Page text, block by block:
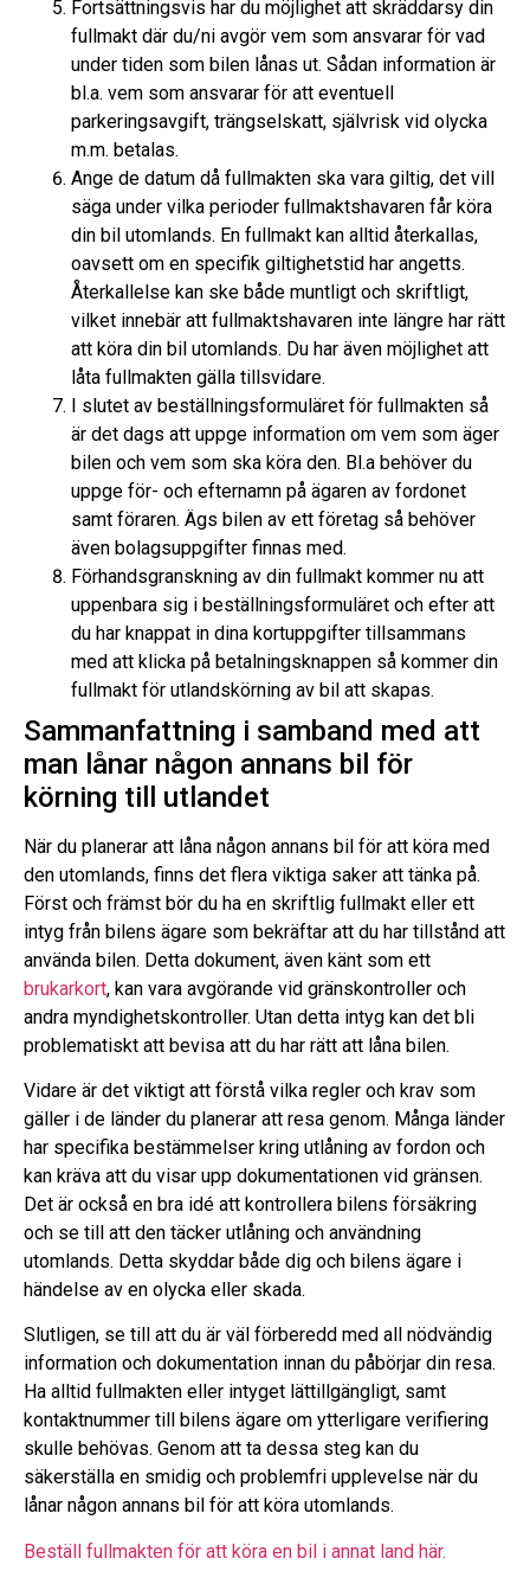
Fortsättningsvis har du möjlighet att skräddarsy din
fullmakt där du/ni avgör vem som ansvarar för vad
under tiden som bilen lånas ut. Sådan information är
bl.a. vem som ansvarar för att eventuell
parkeringsavgift, trängselskatt, självrisk vid olycka
m.m. betalas.
Ange de datum då fullmakten ska vara giltig, det vill
säga under vilka perioder fullmaktshavaren får köra
din bil utomlands. En fullmakt kan alltid återkallas,
oavsett om en specifik giltighetstid har angetts.
Återkallelse kan ske både muntligt och skriftligt,
vilket innebär att fullmaktshavaren inte längre har rätt
att köra din bil utomlands. Du har även möjlighet att
låta fullmakten gälla tillsvidare.
I slutet av beställningsformuläret för fullmakten så
är det dags att uppge information om vem som äger
bilen och vem som ska köra den. Bl.a behöver du
uppge för- och efternamn på ägaren av fordonet
samt föraren. Ägs bilen av ett företag så behöver
även bolagsuppgifter finnas med.
Förhandsgranskning av din fullmakt kommer nu att
uppenbara sig i beställningsformuläret och efter att
du har knappat in dina kortuppgifter tillsammans
med att klicka på betalningsknappen så kommer din
fullmakt för utlandskörning av bil att skapas.
Sammanfattning i samband med att
man lånar någon annans bil för
körning till utlandet
När du planerar att låna någon annans bil för att köra med
den utomlands, finns det flera viktiga saker att tänka på.
Först och främst bör du ha en skriftlig fullmakt eller ett
intyg från bilens ägare som bekräftar att du har tillstånd att
använda bilen. Detta dokument, även känt som ett
brukarkort, kan vara avgörande vid gränskontroller och
andra myndighetskontroller. Utan detta intyg kan det bli
problematiskt att bevisa att du har rätt att låna bilen.
Vidare är det viktigt att förstå vilka regler och krav som
gäller i de länder du planerar att resa genom. Många länder
har specifika bestämmelser kring utlåning av fordon och
kan kräva att du visar upp dokumentationen vid gränsen.
Det är också en bra idé att kontrollera bilens försäkring
och se till att den täcker utlåning och användning
utomlands. Detta skyddar både dig och bilens ägare i
händelse av en olycka eller skada.
Slutligen, se till att du är väl förberedd med all nödvändig
information och dokumentation innan du påbörjar din resa.
Ha alltid fullmakten eller intyget lättillgängligt, samt
kontaktnummer till bilens ägare om ytterligare verifiering
skulle behövas. Genom att ta dessa steg kan du
säkerställa en smidig och problemfri upplevelse när du
lånar någon annans bil för att köra utomlands.
Beställ fullmakten för att köra en bil i annat land här.